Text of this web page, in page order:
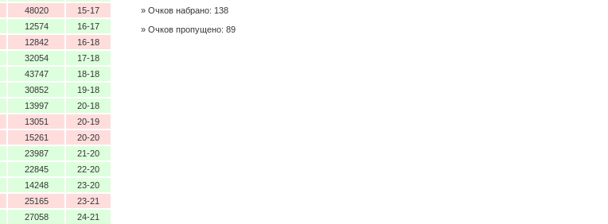
48020
15-17
12574
16-17
12842
16-18
32054
17-18
43747
18-18
30852
19-18
13997
20-18
13051
20-19
15261
20-20
23987
21-20
22845
22-20
14248
23-20
25165
23-21
27058
24-21
Очков набрано: 138
Очков пропущено: 89